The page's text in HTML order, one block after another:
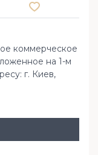
коммерческое
на 1-м
г. Киев,